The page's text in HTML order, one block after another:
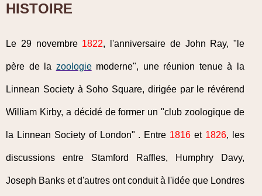
HISTOIRE
Le 29 novembre 1822, l'anniversaire de John Ray, "le
père de la zoologiemoderne", une réunion tenue à la
Linnean Society à Soho Square, dirigée par le révérend
William Kirby, a décidé de former un "club zoologique de
la Linnean Society of London" . Entre 1816 et 1826, les
discussions entre Stamford Raffles, Humphry Davy,
Joseph Banks et d'autres ont conduit à l'idée que Londres